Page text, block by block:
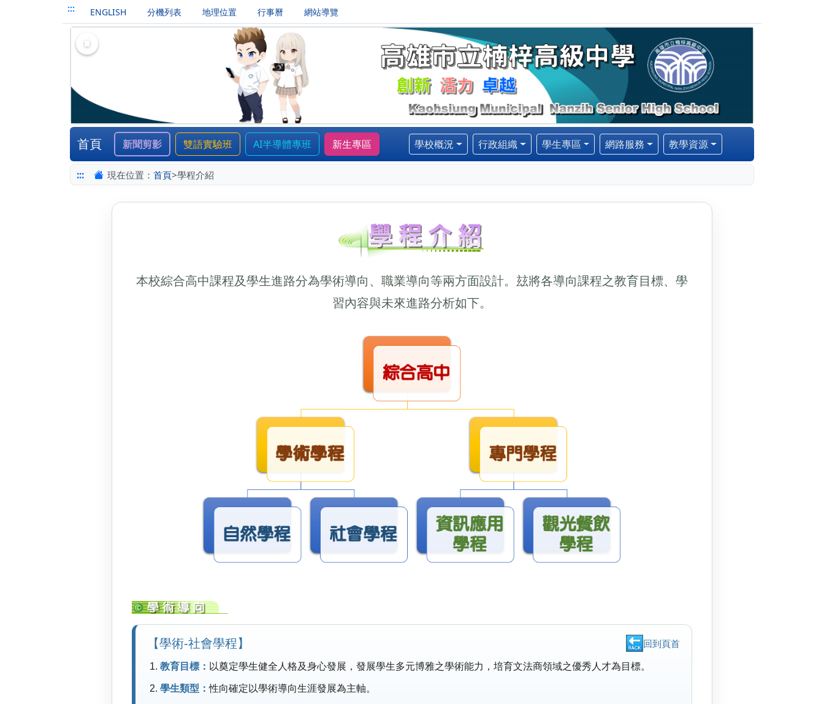
::: ENGLISH 分機列表 地理位置 行事曆 網站導覽
暫停
高雄市立楠梓高中官方網站
首頁 新聞剪影 雙語實驗班 AI半導體專班 新生專區 學校概況 行政組織 學生專區 網路服務 教學資源
::: 現在位置： 首頁>學程介紹
本校綜合高中課程及學生進路分為學術導向、職業導向等兩方面設計。玆將各導向課程之教育目標、學
習內容與未來進路分析如下。
【學術-社會學程】 回到頁首
教育目標： 以奠定學生健全人格及身心發展，發展學生多元博雅之學術能力，培育文法商領域之優秀人才為目標。
學生類型：性向確定以學術導向生涯發展為主軸。